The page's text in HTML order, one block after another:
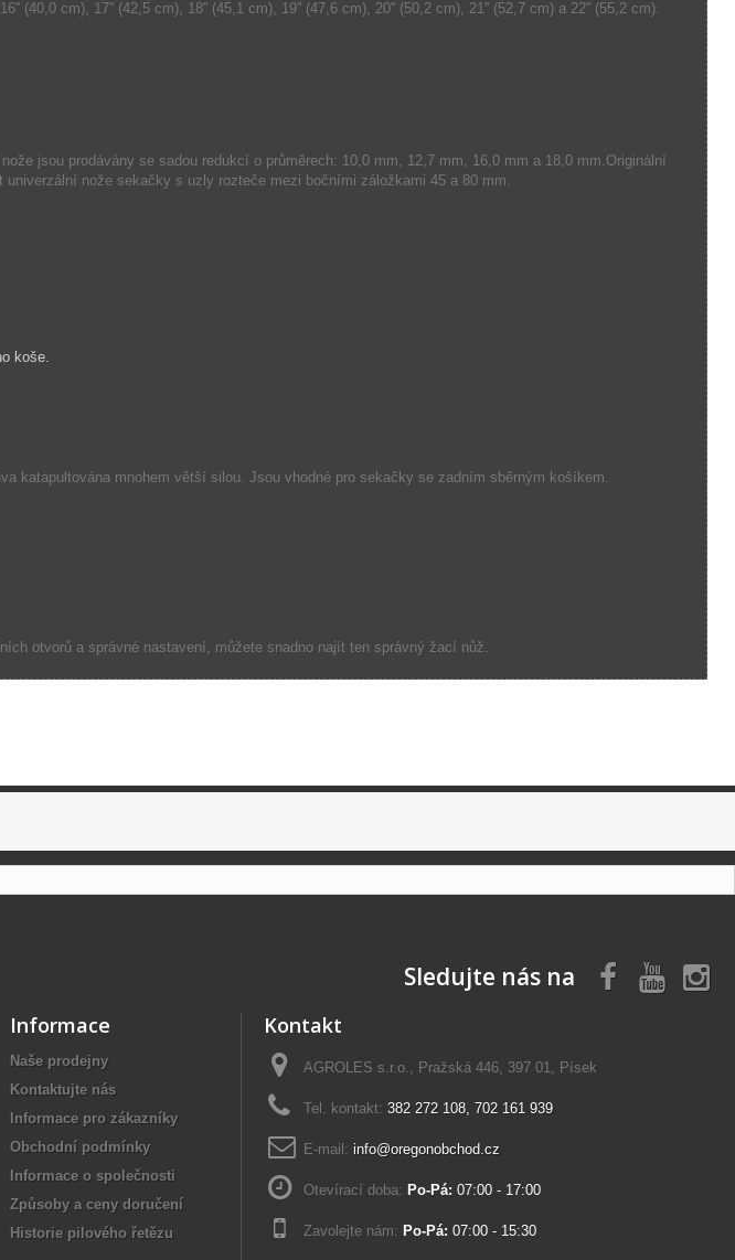
16'' (40,0 cm), 17'' (42,5 cm), 18'' (45,1 cm), 19'' (47,6 cm), 20'' (50,2 cm), 21'' (52,7 cm) a 22'' (55,2 cm).
nože jsou prodávány se sadou redukcí o průměrech: 10,0 mm 12,7 mm 16,0 mm a 18,0 mm .Originální
univerzální nože sekačky s uzly rozteče mezi bočními záložkami 45 a 80 mm.
koše
katapultována mnohem větší silou Jsou vhodné pro sekačky se zadním sběrným košíkem.
otvorů a správné nastavení, můžete snadno najít ten správný žací nůž.
Sledujte nás na
Informace
Naše prodejny
Kontaktujte nás
Informace pro zákazníky
Obchodní podmínky
Informace o společnosti
Způsoby a ceny doručení
Historie pilového řetězu
Kontakt
AGROLES s.r.o., Pražská 446, 397 01, Písek
Tel. kontakt: 382 272 108 702 161 939
E-mail: info@oregonobchod.cz
Otevírací doba: Po-Pá: 07:00 - 17:00
Zavolejte nám: Po-Pá: 07:00 - 15:30